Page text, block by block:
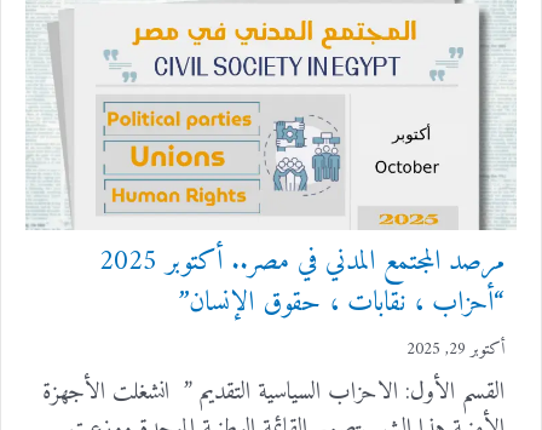
مرصد المجتمع المدني في مصر.. أكتوبر 2025
“أحزاب ، نقابات ، حقوق الإنسان”
أكتوبر 29, 2025
القسم الأول: الاحزاب السياسية التقديم ” انشغلت الأجهزة